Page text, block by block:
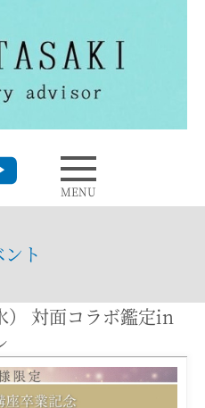
MENU
ト
） 対面コラボ鑑定in